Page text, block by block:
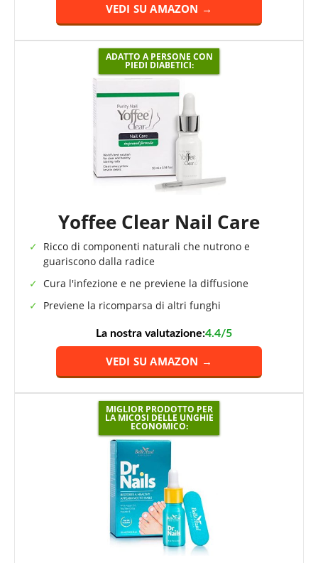
VEDI SU AMAZON →
ADATTO A PERSONE CON
PIEDI DIABETICI:
Yoffee Clear Nail Care
Ricco di componenti naturali che nutrono e
guariscono dalla radice
Cura l'infezione e ne previene la diffusione
Previene la ricomparsa di altri funghi
La nostra valutazione:4.4/5
VEDI SU AMAZON →
MIGLIOR PRODOTTO PER
LA MICOSI DELLE UNGHIE
ECONOMICO: